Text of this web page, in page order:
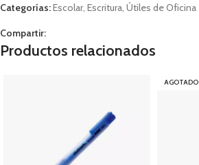
Categorías:Escolar, Escritura, Útiles de Oficina
Compartir:
Productos relacionados
AGOTADO